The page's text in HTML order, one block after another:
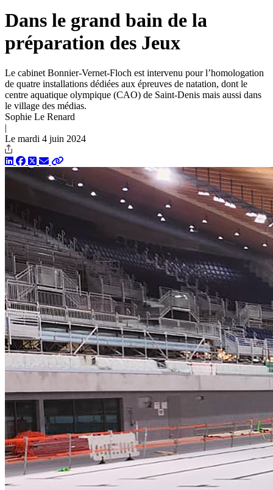
Dans le grand bain de la
préparation des Jeux
Le cabinet Bonnier-Vernet-Floch est intervenu pour l’homologation
de quatre installations dédiées aux épreuves de natation, dont le
centre aquatique olympique (CAO) de Saint-Denis mais aussi dans
le village des médias.
Sophie Le Renard
|
Le mardi 4 juin 2024